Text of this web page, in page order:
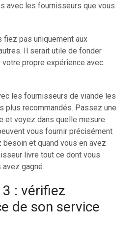
avec les fournisseurs que vous
fiez pas uniquement aux
Il serait utile de fonder
propre expérience avec
les fournisseurs de viande les
plus recommandés. Passez une
et voyez dans quelle mesure
vous fournir précisément
besoin et quand vous en avez
livre tout ce dont vous
gagné.
3 : vérifiez
de son service